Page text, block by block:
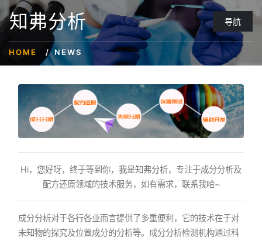
知弗分析 导航
HOME NEWS
Hi，您好呀，终于等到你，我是知弗分析，专注于成分分析及
配方还原领域的技术服务，如有需求，联系我哈~
成分分析对于各行各业而言提供了多重便利，它的技术在于对
未知物的探究及位置成分的分析等。成分分析检测机构通过科